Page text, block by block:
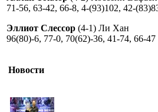
71-56, 63-42, 66-8, 4-(93)102, 42-
Эллиот Слессор (4-1) Ли Хан
96(80)-6, 77-0, 70(62)-36, 41-74, 66-47
Новости